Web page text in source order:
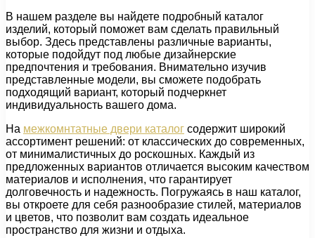
В нашем разделе вы найдете подробный каталог
изделий, который поможет вам сделать правильный
выбор. Здесь представлены различные варианты,
которые подойдут под любые дизайнерские
предпочтения и требования. Внимательно изучив
представленные модели, вы сможете подобрать
подходящий вариант, который подчеркнет
индивидуальность вашего дома.
На межкомнтатные двери каталог содержит широкий
ассортимент решений: от классических до современных,
от минималистичных до роскошных. Каждый из
предложенных вариантов отличается высоким качеством
материалов и исполнения, что гарантирует
долговечность и надежность. Погружаясь в наш каталог,
вы откроете для себя разнообразие стилей, материалов
и цветов, что позволит вам создать идеальное
пространство для жизни и отдыха.